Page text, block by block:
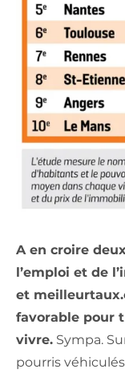
A en croire
l’emploi et de
et
favorable pour
vivre. Sympa.
pourris